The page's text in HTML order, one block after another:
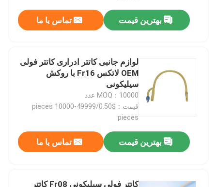
کنترل کیفیت
درخواست نقل قول
لاستیک سیلیکونی پزشکی
درپوش لاستیکی پزشکی
پیستون سرنگ لاستیکی
بهترین قیمت تماس با ما
لوازم جانبی کاتتر ادراری کاتتر فولی
OEM لاتکس Fr16 با روکش
سیلیکونی
MOQ：10000 عدد
قیمت：$0.50/pieces 10000-49999
pieces
بهترین قیمت تماس با ما
کاتتر فولی سیلیکونی Fr08 کاتتر